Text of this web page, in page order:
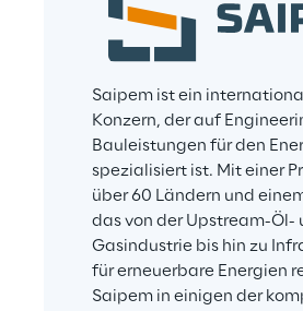
Saipem ist ein
Konzern, der auf
Bauleistungen für den
spezialisiert ist. Mit einer
über 60 Ländern und
das von der Upstream-Öl-
Gasindustrie bis hin zu
für erneuerbare Energien
Saipem in einigen der